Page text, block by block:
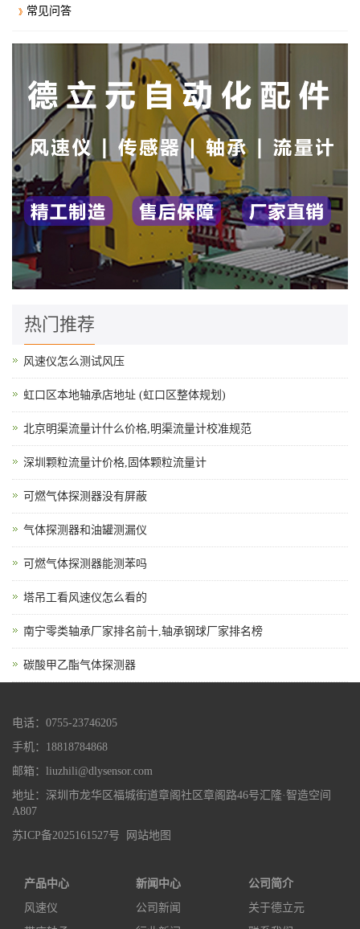
常见问答
热门推荐
风速仪怎么测试风压
虹口区本地轴承店地址 (虹口区整体规划)
北京明渠流量计什么价格,明渠流量计校准规范
深圳颗粒流量计价格,固体颗粒流量计
可燃气体探测器没有屏蔽
气体探测器和油罐测漏仪
可燃气体探测器能测苯吗
塔吊工看风速仪怎么看的
南宁零类轴承厂家排名前十,轴承钢球厂家排名榜
碳酸甲乙酯气体探测器
电话：0755-23746205
手机：18818784868
邮箱：liuzhili@dlysensor.com
地址：深圳市龙华区福城街道章阁社区章阁路46号汇隆·智造空间
A807
苏ICP备2025161527号
网站地图
产品中心
风速仪
新闻中心
公司新闻
公司简介
关于德立元